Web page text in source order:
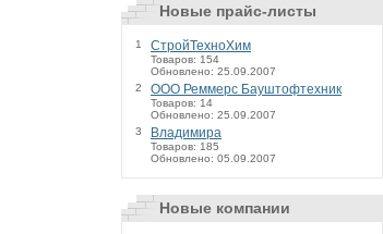
Новые прайс-листы
1 СтройТехноХим
Товаров: 154
Обновлено: 25.09.2007
2
ООО Реммерс Бауштофтехник
Товаров: 14
Обновлено: 25.09.2007
3
Владимира
Товаров: 185
Обновлено: 05.09.2007
Новые компании